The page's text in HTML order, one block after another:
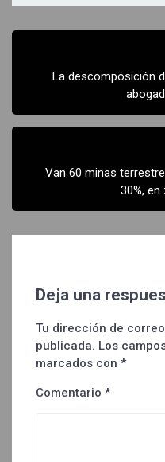
Navegación
entradasLa descomposición
Van 60 minas
30%,
Deja una
Tu dirección de
publicada. Los
marcados con *
Comentario *